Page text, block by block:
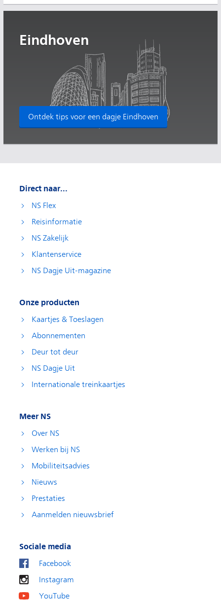
Eindhoven
Ontdek tips voor een dagje Eindhoven
Direct naar...
NS Flex
Reisinformatie
NS Zakelijk
Klantenservice
NS Dagje Uit-magazine
Onze producten
Kaartjes & Toeslagen
Abonnementen
Deur tot deur
NS Dagje Uit
Internationale treinkaartjes
Meer NS
Over NS
Werken bij NS
Mobiliteitsadvies
Nieuws
Prestaties
Aanmelden nieuwsbrief
Sociale media
Facebook
Instagram
YouTube